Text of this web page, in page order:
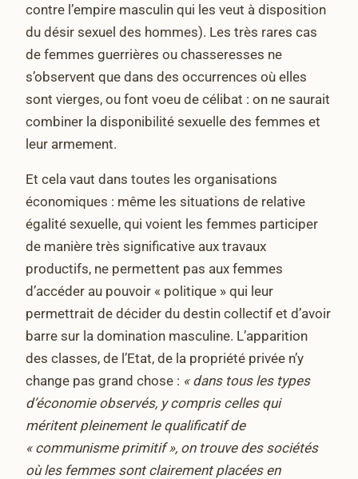
contre l’empire masculin qui les veut à disposition
du désir sexuel des hommes). Les très rares cas
de femmes guerrières ou chasseresses ne
s’observent que dans des occurrences où elles
sont vierges, ou font voeu de célibat : on ne saurait
combiner la disponibilité sexuelle des femmes et
leur armement.
Et cela vaut dans toutes les organisations
économiques : même les situations de relative
égalité sexuelle, qui voient les femmes participer
de manière très significative aux travaux
productifs, ne permettent pas aux femmes
d’accéder au pouvoir « politique » qui leur
permettrait de décider du destin collectif et d’avoir
barre sur la domination masculine. L’apparition
des classes, de l’Etat, de la propriété privée n’y
change pas grand chose : « dans tous les types
d’économie observés, y compris celles qui
méritent pleinement le qualificatif de
« communisme primitif », on trouve des sociétés
où les femmes sont clairement placées en